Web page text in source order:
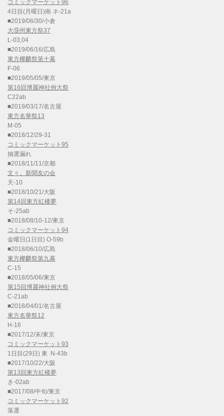
コミックマーケット96
4日目(月曜日)南 ネ-21a
■2019/06/30/小倉
大⑨州東方祭37
L-03,04
■2019/06/16/広島
東方椰麟祭第十幕
F-06
■2019/05/05/東京
第16回博麗神社例大祭
C22ab
■2019/03/17/名古屋
東方名華祭13
M-05
■2018/12/29-31
コミックマーケット95
抽選漏れ
■2018/11/11/京都
文々。新聞友の会
天-10
■2018/10/21/大阪
第14回東方紅楼夢
そ-25ab
■2018/08/10-12/東京
コミックマーケット94
金曜日(1日目) O-59b
■2018/06/10/広島
東方椰麟祭第九幕
C-15
■2018/05/06/東京
第15回博麗神社例大祭
C-21ab
■2018/04/01/名古屋
東方名華祭12
H-16
■2017/12/末/東京
コミックマーケット93
1日目(29日) 東 N-43b
■2017/10/22/大阪
第13回東方紅楼夢
き-02ab
■2017/08/中旬/東京
コミックマーケット92
落選